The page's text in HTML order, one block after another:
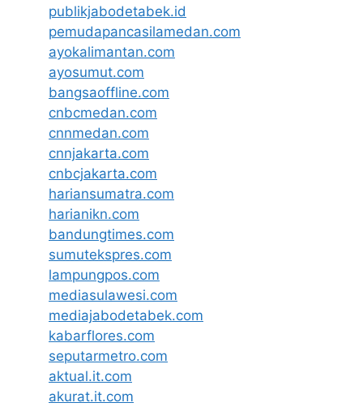
publikjabodetabek.id
pemudapancasilamedan.com
ayokalimantan.com
ayosumut.com
bangsaoffline.com
cnbcmedan.com
cnnmedan.com
cnnjakarta.com
cnbcjakarta.com
hariansumatra.com
harianikn.com
bandungtimes.com
sumutekspres.com
lampungpos.com
mediasulawesi.com
mediajabodetabek.com
kabarflores.com
seputarmetro.com
aktual.it.com
akurat.it.com